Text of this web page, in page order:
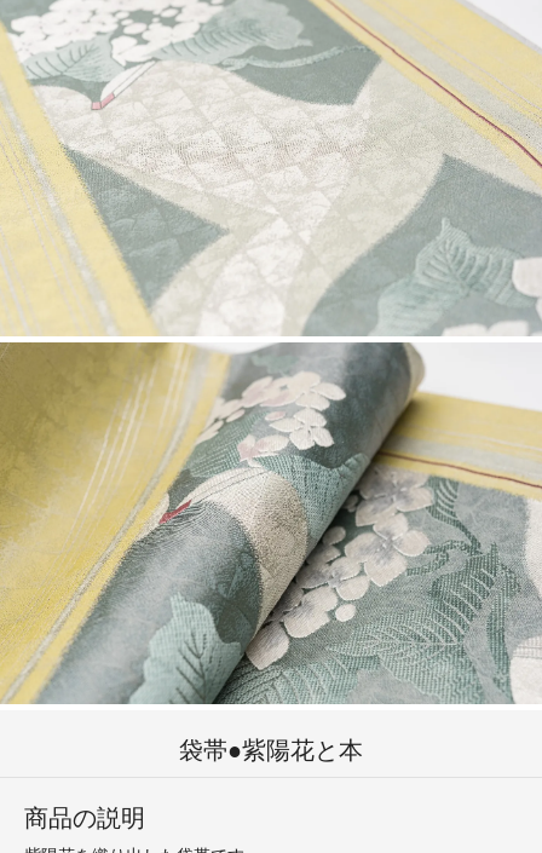
袋帯●紫陽花と本
商品の説明